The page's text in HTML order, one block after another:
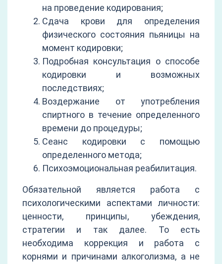
на проведение кодирования;
Сдача крови для определения
физического состояния пьяницы на
момент кодировки;
Подробная консультация о способе
кодировки и возможных
последствиях;
Воздержание от употребления
спиртного в течение определенного
времени до процедуры;
Сеанс кодировки с помощью
определенного метода;
Психоэмоциональная реабилитация.
Обязательной является работа с
психологическими аспектами личности:
ценности, принципы, убеждения,
стратегии и так далее. То есть
необходима коррекция и работа с
корнями и причинами алкоголизма, а не